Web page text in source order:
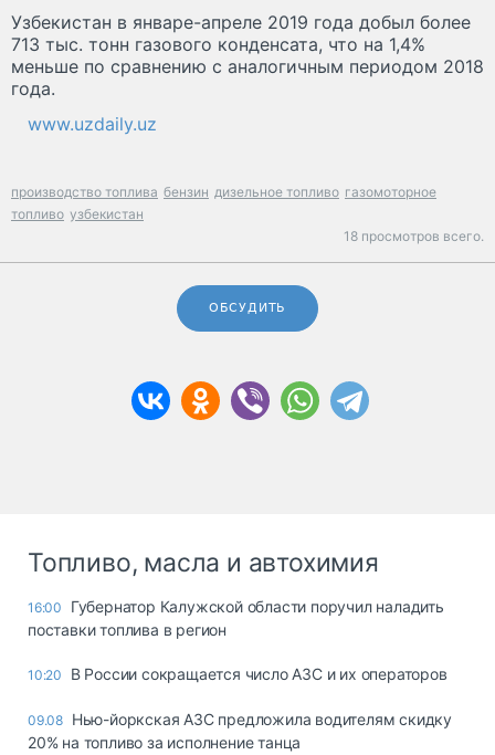
Узбекистан в январе-апреле 2019 года добыл более
713 тыс. тонн газового конденсата, что на 1,4%
меньше по сравнению с аналогичным периодом 2018
года.
www.uzdaily.uz
производство топлива бензин дизельное топливо газомоторное
топливо узбекистан
18 просмотров всего.
ОБСУДИТЬ
Топливо, масла и автохимия
16:00
Губернатор Калужской области поручил наладить
поставки топлива в регион
10:20 В России сокращается число АЗС и их операторов
09.08 Нью-йоркская АЗС предложила водителям скидку
20% на топливо за исполнение танца